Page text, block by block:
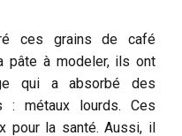
ces grains de café
pâte à modeler, ils ont
qui a absorbé des
: métaux lourds. Ces
pour la santé. Aussi, il